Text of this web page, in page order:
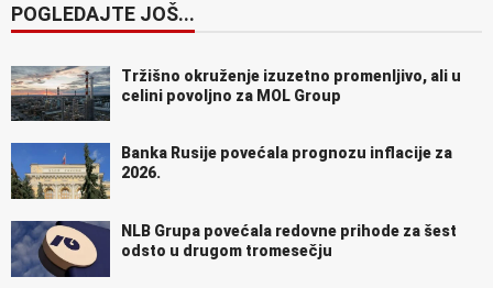
POGLEDAJTE JOŠ...
Tržišno okruženje izuzetno promenljivo, ali u
celini povoljno za MOL Group
Banka Rusije povećala prognozu inflacije za
2026.
NLB Grupa povećala redovne prihode za šest
odsto u drugom tromesečju